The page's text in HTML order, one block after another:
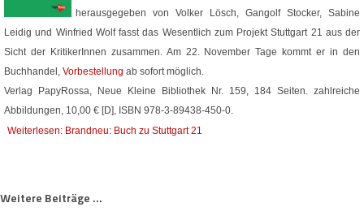
herausgegeben von Volker Lösch, Gangolf Stocker, Sabine
Leidig und Winfried Wolf fasst das Wesentlich zum Projekt Stuttgart 21 aus der
Sicht der KritikerInnen zusammen. Am 22. November Tage kommt er in den
Buchhandel, Vorbestellung ab sofort möglich.
Verlag PapyRossa, Neue Kleine Bibliothek Nr. 159, 184 Seiten. zahlreiche
Abbildungen, 10,00 € [D], ISBN 978-3-89438-450-0.
Weiterlesen: Brandneu: Buch zu Stuttgart 21
Weitere Beiträge ...